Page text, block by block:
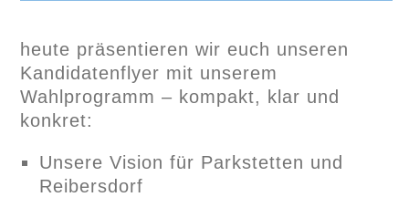
heute präsentieren wir euch unseren
Kandidatenflyer mit unserem
Wahlprogramm – kompakt, klar und
konkret:
Unsere Vision für Parkstetten und
Reibersdorf